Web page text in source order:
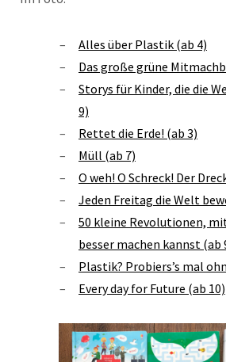
Alles über Plastik (ab 4)
Das große grüne
Storys für Kinder, die die
9)
Rettet die Erde! (ab 3)
Müll (ab 7)
O weh! O Schreck! Der
Jeden Freitag die Welt
50 kleine Revolutionen,
besser machen kannst (ab
Plastik? Probiers’s mal
Every day for Future (ab 10)